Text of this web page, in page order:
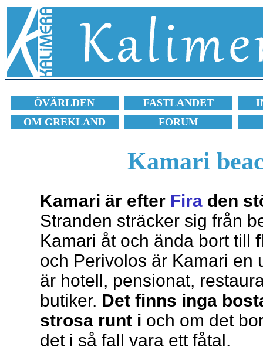
ÖVÄRLDEN FASTLANDET
OM GREKLAND
FORUM
Kamari
Kamari är efter Fira den
Stranden sträcker sig från
Kamari åt och ända bort till
och Perivolos är Kamari en
är hotell, pensionat,
butiker. Det finns inga
strosa runt i och om det
det i så fall vara ett fåtal.